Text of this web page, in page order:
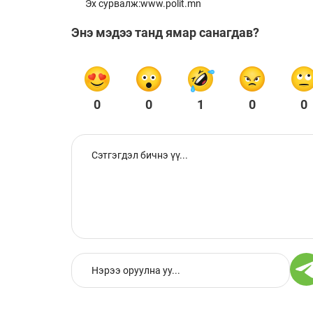
Эх сурвалж:www.polit.mn
Энэ мэдээ танд ямар санагдав?
0 0 1 0 0